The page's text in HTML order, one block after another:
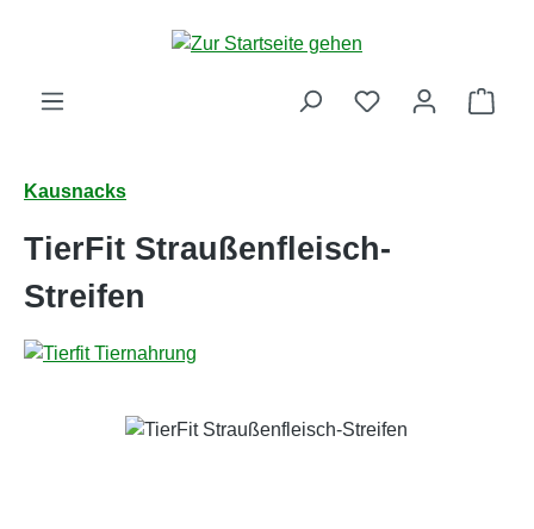
Zum Hauptinhalt springen
Kausnacks
TierFit Straußenfleisch-
Streifen
Bildergalerie überspringen